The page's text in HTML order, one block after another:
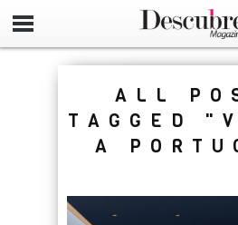
google-site-
ALL
TAGGED
A